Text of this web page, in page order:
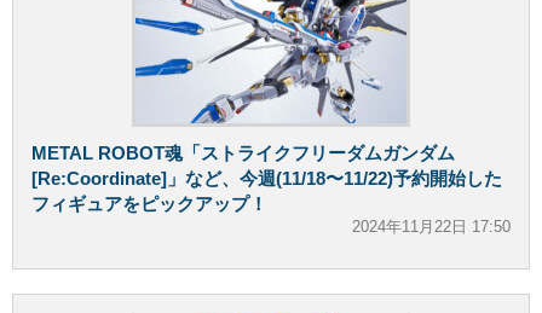
METAL ROBOT魂「ストライクフリーダムガンダム
[Re:Coordinate]」など、今週(11/18〜11/22)予約開始した
フィギュアをピックアップ！
2024年11月22日 17:50